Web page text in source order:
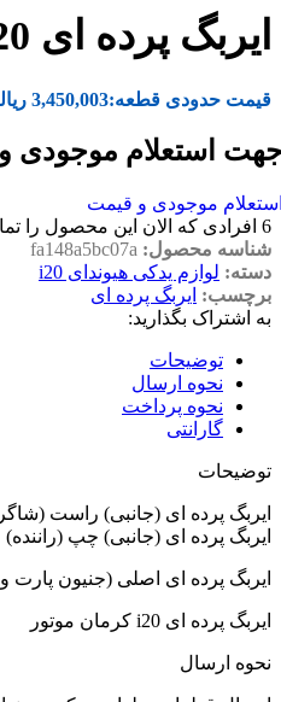
ایربگ پرده ای i20
قیمت حدودی قطعه:3,450,003 ریال
استعلام موجودی و
موجودی و قیمت
6 افرادی که الان این محصول را
شناسه محصول: fa148a5bc07a
دسته: لوازم یدکی هیوندای i20
برچسب: ایربگ پرده ای
به اشتراک بگذارید:
توضیحات
نحوه ارسال
نحوه پرداخت
گارانتی
توضیحات
ایربگ پرده ای (جانبی) راست
ایربگ پرده ای (جانبی) چپ (راننده)
ایربگ پرده ای اصلی (جنیون پارت
ایربگ پرده ای i20 کرمان موتور
نحوه ارسال